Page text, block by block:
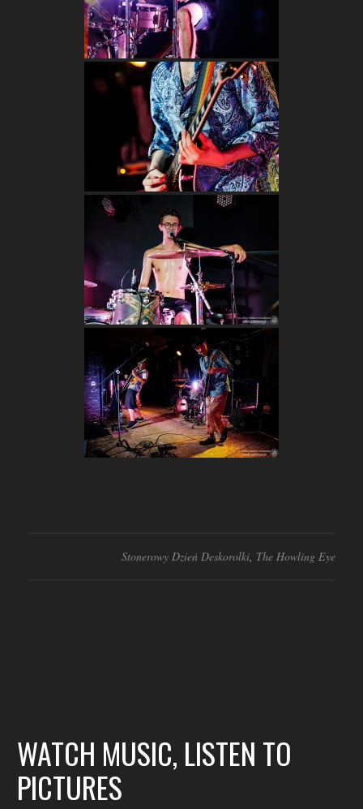
Stonerowy Dzień Deskorolki, The Howling Eye
WATCH MUSIC, LISTEN TO
PICTURES